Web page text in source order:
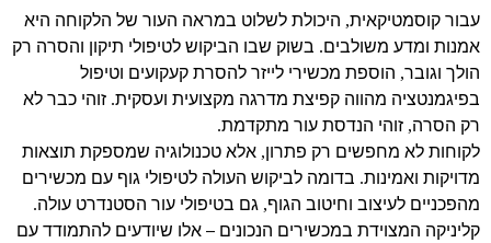
עבור קוסמטיקאית, היכולת לשלוט במראה העור של הלקוחה היא
אמנות ומדע משולבים. בשוק שבו הביקוש לטיפולי תיקון והסרה רק
הולך וגובר, הוספת מכשירי לייזר להסרת קעקועים וטיפול
בפיגמנטציה מהווה קפיצת מדרגה מקצועית ועסקית. זוהי כבר לא
רק הסרה, זוהי הנדסת עור מתקדמת.
לקוחות לא מחפשים רק פתרון, אלא טכנולוגיה שמספקת תוצאות
מדויקות ואמינות. בדומה לביקוש העולה לטיפולי גוף עם מכשירים
מהפכניים לעיצוב וחיטוב הגוף, גם בטיפולי עור הסטנדרט עולה.
קליניקה המצוידת במכשירים הנכונים – אלו שיודעים להתמודד עם